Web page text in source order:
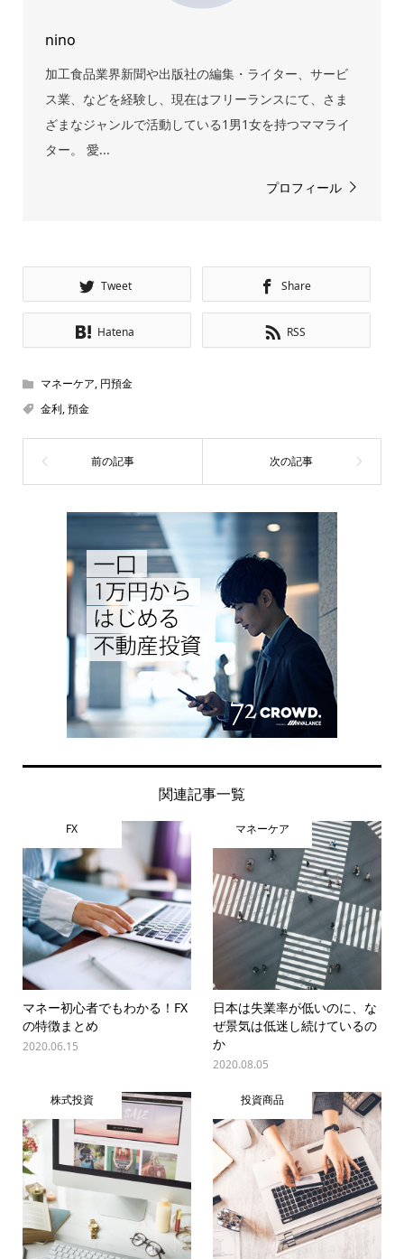
nino
加工食品業界新聞や出版社の編集・ライター、サービ
ス業、などを経験し、現在はフリーランスにて、さま
ざまなジャンルで活動している1男1女を持つママライ
ター。 愛...
プロフィール
Tweet Share
Hatena RSS
マネーケア, 円預金
金利,預金
関連記事一覧
FX
マネー初心者でもわかる！FX
の特徴まとめ
2020.06.15
マネーケア
日本は失業率が低いのに、な
ぜ景気は低迷し続けているの
か
2020.08.05
株式投資 投資商品